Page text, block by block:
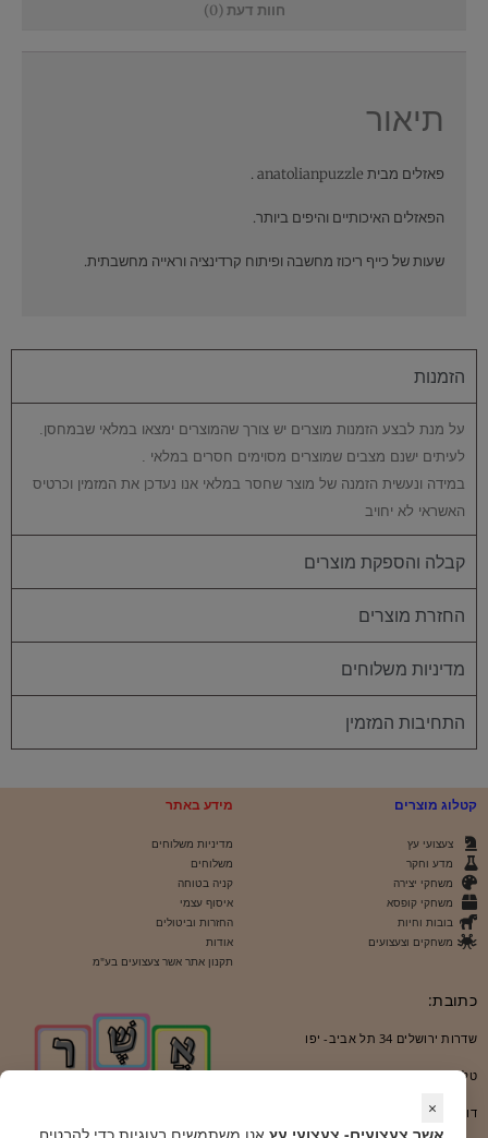
חוות דעת (0)
תיאור
פאזלים מבית anatolianpuzzle .
הפאזלים האיכותיים והיפים ביותר.
שעות של כייף ריכוז מחשבה ופיתוח קרדינציה וראייה מחשבתית.
הזמנות
על מנת לבצע הזמנות מוצרים יש צורך שהמוצרים ימצאו במלאי שבמחסן.
לעיתים ישנם מצבים שמוצרים מסוימים חסרים במלאי .
במידה ונעשית הזמנה של מוצר שחסר במלאי אנו נעדכן את המזמין וכרטיס
האשראי לא יחויב
קבלה והספקת מוצרים
החזרת מוצרים
מדיניות משלוחים
התחיבות המזמין
קטלוג מוצרים
צעצועי עץ
מדע וחקר
משחקי יצירה
משחקי קופסא
בובות וחיות
משחקים וצעצועים
מידע באתר
מדיניות משלוחים
משלוחים
קניה בטוחה
איסוף עצמי
החזרות וביטולים
אודות
תקנון אתר אשר צעצועים בע"מ
כתובת:
שדרות ירושלים 34 תל אביב- יפו
טל’: 054-7671157
דו"אל: ashera@bezeqint.net ×